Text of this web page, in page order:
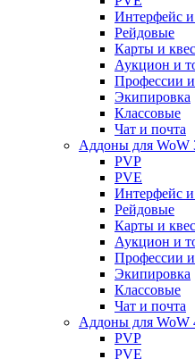
Интерфейс
Рейдовые
Карты и
Аукцион и
Профессии
Экипировка
Классовые
Чат и почта
Аддоны для WoW
PVP
PVE
Интерфейс
Рейдовые
Карты и
Аукцион и
Профессии
Экипировка
Классовые
Чат и почта
Аддоны для WoW
PVP
PVE